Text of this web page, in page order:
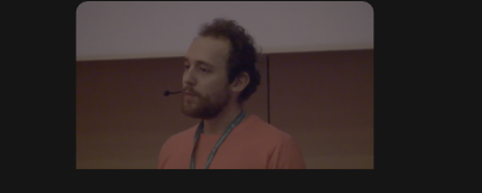
d’un site WordPress dans un nouvel onglet